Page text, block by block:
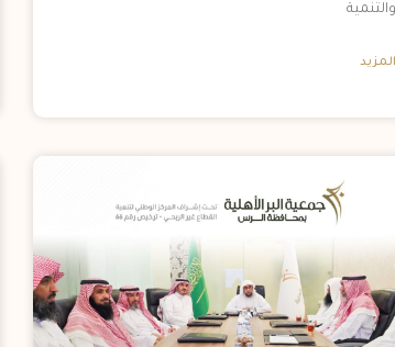
والتنمية
المزيد